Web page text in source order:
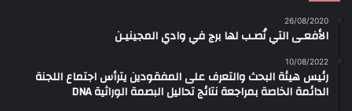
26/08/2020
الأفعـى التي نُصـب لها برج في وادي المجينيـن
10/08/2022
رئيس هيئة البحث والتعرف على المفقودين يترأس اجتماع اللجنة
الدائمة الخاصة بمراجعة نتائج تحاليل البصمة الوراثية DNA